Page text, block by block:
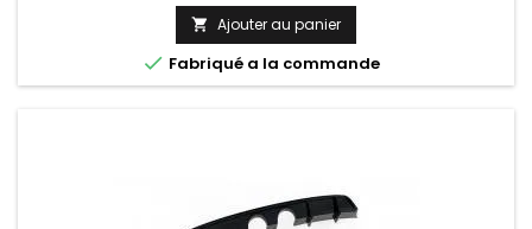
base
 Ajouter au panier
 Fabriqué a la commande